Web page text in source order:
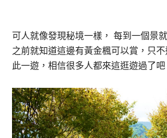
可人就像發現秘境一樣， 每到一個景
之前就知道這邊有黃金楓可以賞，只
此一遊，相信很多人都來這逛遊過了吧